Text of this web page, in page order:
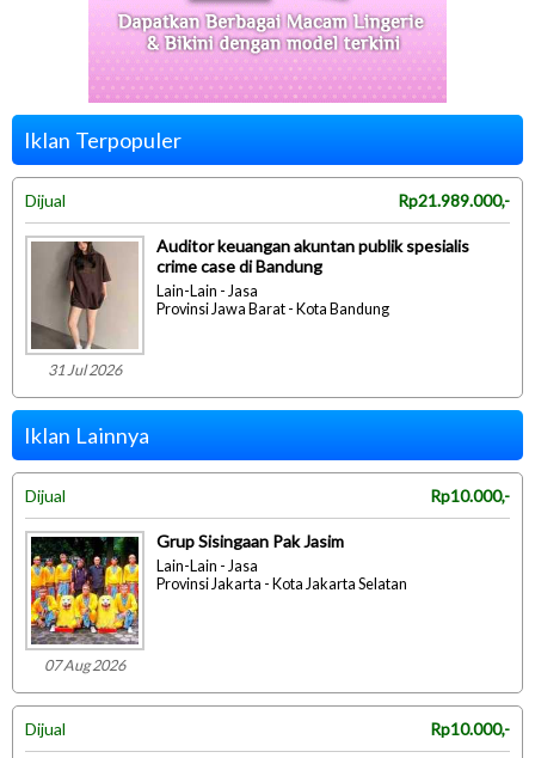
Iklan Terpopuler
Dijual Rp21.989.000,-
31 Jul 2026
Auditor keuangan akuntan publik spesialis
crime case di Bandung
Lain-Lain - Jasa
Provinsi Jawa Barat - Kota Bandung
Iklan Lainnya
Dijual Rp10.000,-
07 Aug 2026
Grup Sisingaan Pak Jasim
Lain-Lain - Jasa
Provinsi Jakarta - Kota Jakarta Selatan
Dijual Rp10.000,-